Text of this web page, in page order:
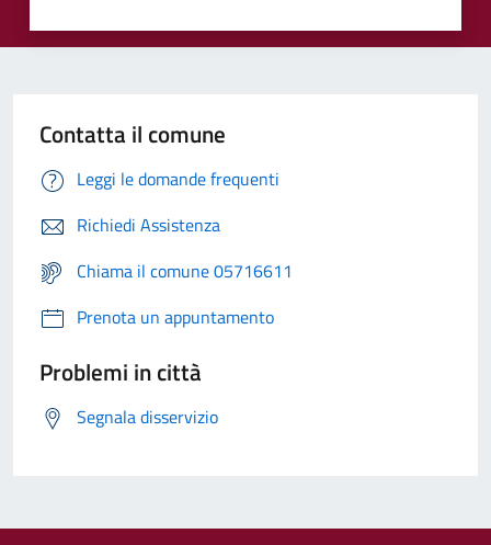
Contatta il comune
Leggi le domande frequenti
Richiedi Assistenza
Chiama il comune 05716611
Prenota un appuntamento
Problemi in città
Segnala disservizio